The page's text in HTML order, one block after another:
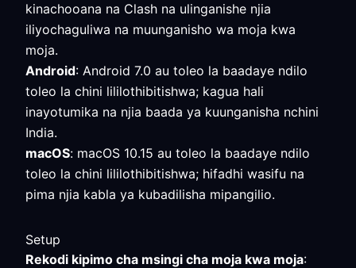
kinachooana na Clash na ulinganishe njia
iliyochaguliwa na muunganisho wa moja kwa
moja.
Android: Android 7.0 au toleo la baadaye ndilo
toleo la chini lililothibitishwa; kagua hali
inayotumika na njia baada ya kuunganisha nchini
India.
macOS: macOS 10.15 au toleo la baadaye ndilo
toleo la chini lililothibitishwa; hifadhi wasifu na
pima njia kabla ya kubadilisha mipangilio.
Setup
Rekodi kipimo cha msingi cha moja kwa moja: